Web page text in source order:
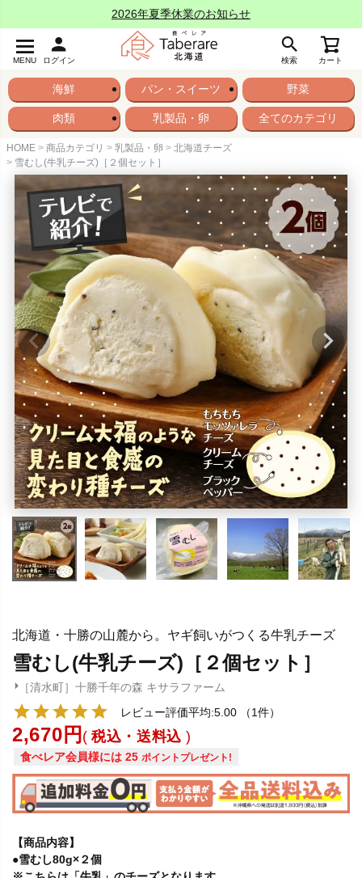
2026年夏季休業のお知らせ
MENU ログイン 検索 カート
海鮮 パン・スイーツ 野菜
肉類 乳製品・卵 全てのカテゴリ
HOME 商品カテゴリ 乳製品・卵
北海道チーズ
雪むし(牛乳チーズ)［２個セット］
北海道・十勝の山麓から。ヤギ飼いがつくる牛乳チーズ
雪むし(牛乳チーズ)［２個セット］
［清水町］十勝千年の森 キサラファーム
レビュー評価平均:5.00
（1件）
2,670 税込・送料込
食べレア会員様には 25 ポイントプレゼント!
【商品内容】
●雪むし80g×２個